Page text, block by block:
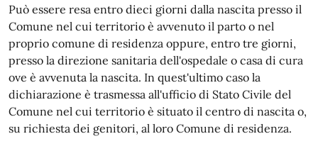
Può essere resa entro dieci giorni dalla nascita presso il
Comune nel cui territorio è avvenuto il parto o nel
proprio comune di residenza oppure, entro tre giorni,
presso la direzione sanitaria dell'ospedale o casa di cura
ove è avvenuta la nascita. In quest'ultimo caso la
dichiarazione è trasmessa all'ufficio di Stato Civile del
Comune nel cui territorio è situato il centro di nascita o,
su richiesta dei genitori, al loro Comune di residenza.